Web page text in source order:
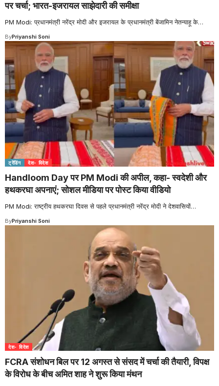
पर चर्चा; भारत-इजरायल साझेदारी की समीक्षा
PM Modi: प्रधानमंत्री नरेंद्र मोदी और इजरायल के प्रधानमंत्री बेंजामिन नेतन्याहू के…
ByPriyanshi Soni
ट्रेंडिंग देश- विदेश
Handloom Day पर PM Modi की अपील, कहा- स्वदेशी और
हथकरघा अपनाएं; सोशल मीडिया पर पोस्ट किया वीडियो
PM Modi: राष्ट्रीय हथकरघा दिवस से पहले प्रधानमंत्री नरेंद्र मोदी ने देशवासियों…
ByPriyanshi Soni
देश- विदेश
FCRA संशोधन बिल पर 12 अगस्त से संसद में चर्चा की तैयारी, विपक्ष
के विरोध के बीच अमित शाह ने शुरू किया मंथन